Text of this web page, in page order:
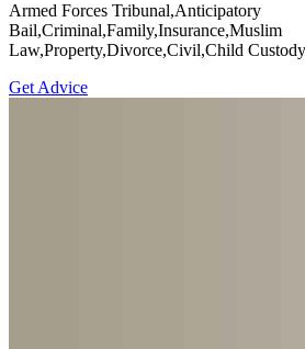
Armed Forces Tribunal,Anticipatory
Bail,Criminal,Family,Insurance,Muslim
Law,Property,Divorce,Civil,Child
Get Advice